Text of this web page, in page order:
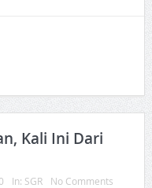
Kali Ini Dari
In: SGR No Comments